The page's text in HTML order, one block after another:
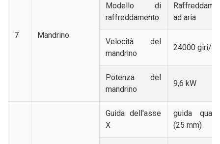
7 Mandrino
Modello di
raffreddamento
ad aria
Velocità del
mandrino
24000 giri/
Potenza del
mandrino
9,6 kW
Guida dell'asse
X
guida
(25 mm)